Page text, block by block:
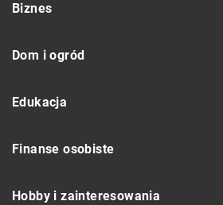
Biznes
Dom i ogród
Edukacja
Finanse osobiste
Hobby i zainteresowania